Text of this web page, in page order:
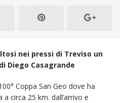
nei pressi di Treviso un
Diego Casagrande
Coppa San Geo dove ha
circa 25 km. dall’arrivo e